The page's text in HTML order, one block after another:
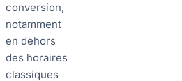
conversion,
notamment
en dehors
des horaires
classiques